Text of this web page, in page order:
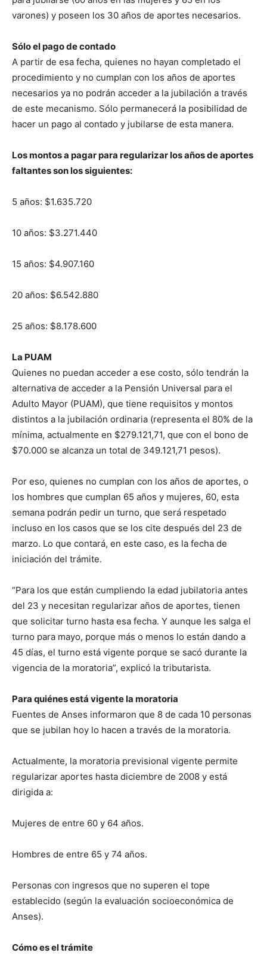
varones) y poseen los 30 años de aportes necesarios.
Sólo el pago de contado
A partir de esa fecha, quienes no hayan completado el
procedimiento y no cumplan con los años de aportes
necesarios ya no podrán acceder a la jubilación a través
de este mecanismo. Sólo permanecerá la posibilidad de
hacer un pago al contado y jubilarse de esta manera.
Los montos a pagar para regularizar los años de aportes
faltantes son los siguientes:
5 años: $1.635.720
10 años: $3.271.440
15 años: $4.907.160
20 años: $6.542.880
25 años: $8.178.600
La PUAM
Quienes no puedan acceder a ese costo, sólo tendrán la
alternativa de acceder a la Pensión Universal para el
Adulto Mayor (PUAM), que tiene requisitos y montos
distintos a la jubilación ordinaria (representa el 80% de la
mínima, actualmente en $279.121,71, que con el bono de
$70.000 se alcanza un total de 349.121,71 pesos).
Por eso, quienes no cumplan con los años de aportes, o
los hombres que cumplan 65 años y mujeres, 60, esta
semana podrán pedir un turno, que será respetado
incluso en los casos que se los cite después del 23 de
marzo. Lo que contará, en este caso, es la fecha de
iniciación del trámite.
“Para los que están cumpliendo la edad jubilatoria antes
del 23 y necesitan regularizar años de aportes, tienen
que solicitar turno hasta esa fecha. Y aunque les salga el
turno para mayo, porque más o menos lo están dando a
45 días, el turno está vigente porque se sacó durante la
vigencia de la moratoria”, explicó la tributarista.
Para quiénes está vigente la moratoria
Fuentes de Anses informaron que 8 de cada 10 personas
que se jubilan hoy lo hacen a través de la moratoria.
Actualmente, la moratoria previsional vigente permite
regularizar aportes hasta diciembre de 2008 y está
dirigida a:
Mujeres de entre 60 y 64 años.
Hombres de entre 65 y 74 años.
Personas con ingresos que no superen el tope
establecido (según la evaluación socioeconómica de
Anses).
Cómo es el trámite